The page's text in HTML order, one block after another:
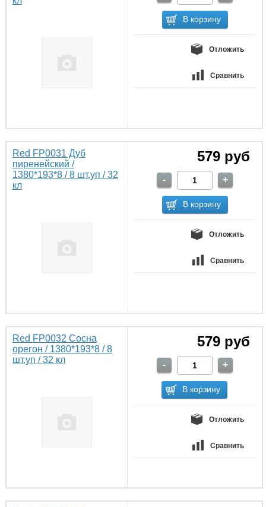
Отложить
Сравнить
Red FP0031 Дуб
пиренейский /
1380*193*8 / 8 шт.уп / 32
кл
579 руб
Отложить
Сравнить
Red FP0032 Сосна
орегон / 1380*193*8 / 8
шт.уп / 32 кл
579 руб
Отложить
Сравнить